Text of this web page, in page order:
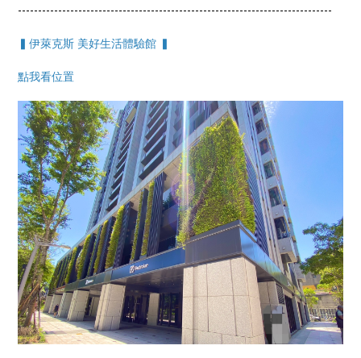
------------------------------------------------------------------------------
▍伊萊克斯 美好生活體驗館 ▍
點我看位置